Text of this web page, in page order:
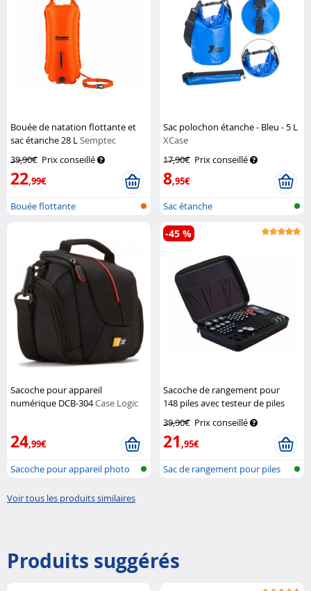
Bouée de natation flottante et
sac étanche 28 LSemptec
39,90€ Prix conseillé
22,99€
Bouée flottante
Sac polochon étanche - Bleu - 5 L
XCase
17,90€ Prix conseillé
8,95€
Sac étanche
Sacoche pour appareil
numérique DCB-304Case Logic
24,99€
Sacoche pour appareil photo
Sacoche de rangement pour
148 piles avec testeur de piles
39,90€ Prix conseillé
21,95€
-45 %
Sac de rangement pour piles
Voir tous les produits similaires
Produits suggérés